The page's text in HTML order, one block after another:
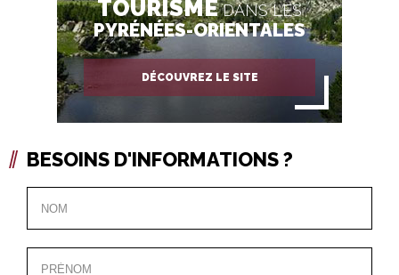
TOURISMEDANS LES
PYRÉNÉES-ORIENTALES
DÉCOUVREZ LE SITE
BESOINS D'INFORMATIONS ?